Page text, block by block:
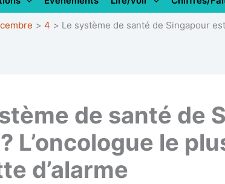
4 Le système de santé de Singapour
de santé de
L’oncologue le
d’alarme